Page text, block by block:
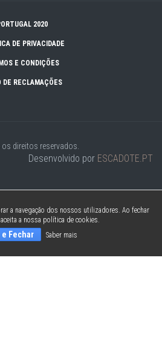
2020
DE PRIVACIDADE
E CONDIÇÕES
DE RECLAMAÇÕES
direitos reservados.
Desenvolvido por ESCADOTE.PT
a navegação dos nossos utilizadores. Ao fechar
a nossa política de cookies.
Fechar Saber mais